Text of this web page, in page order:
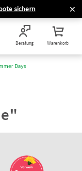
sichern
Beratung Warenkorb
Days